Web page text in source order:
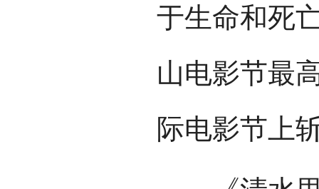
于生命和死
山电影节最
际电影节上